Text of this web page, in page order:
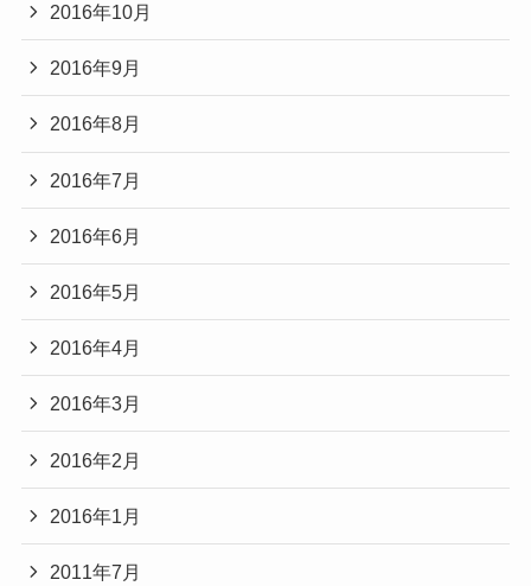
2016年10月
2016年9月
2016年8月
2016年7月
2016年6月
2016年5月
2016年4月
2016年3月
2016年2月
2016年1月
2011年7月